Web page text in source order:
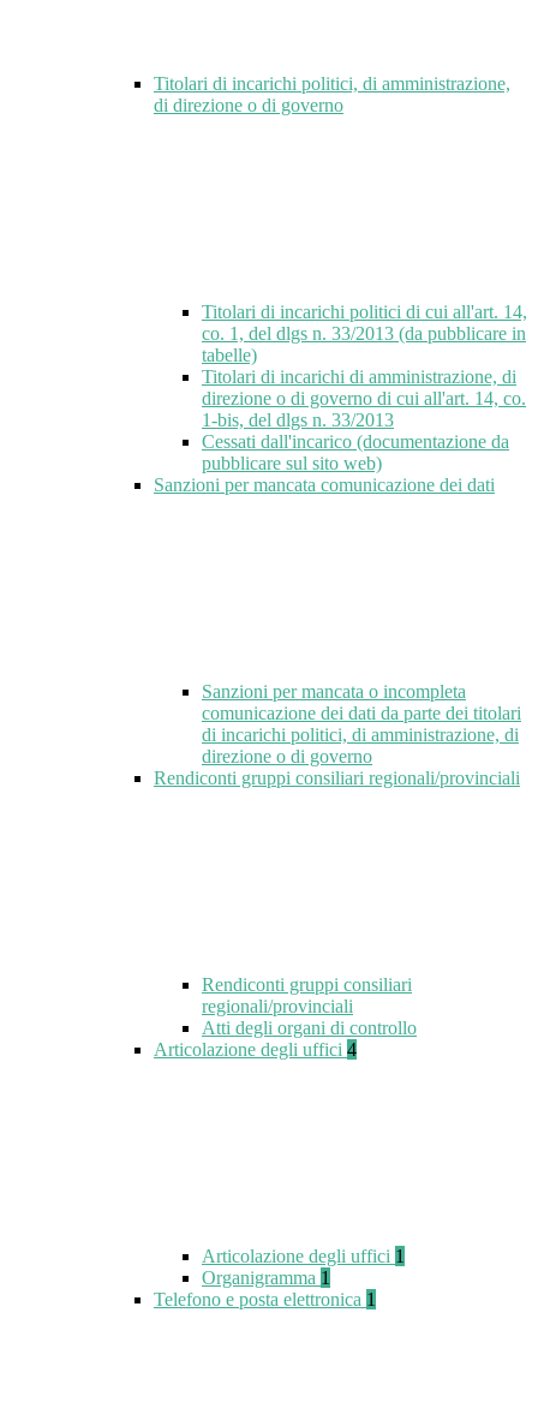
Titolari di incarichi politici, di amministrazione,
di direzione o di governo
Titolari di incarichi politici di cui all'art. 14,
co. 1, del dlgs n. 33/2013 (da pubblicare in
tabelle)
Titolari di incarichi di amministrazione, di
direzione o di governo di cui all'art. 14, co.
1-bis, del dlgs n. 33/2013
Cessati dall'incarico (documentazione da
pubblicare sul sito web)
Sanzioni per mancata comunicazione dei dati
Sanzioni per mancata o incompleta
comunicazione dei dati da parte dei titolari
di incarichi politici, di amministrazione, di
direzione o di governo
Rendiconti gruppi consiliari regionali/provinciali
Rendiconti gruppi consiliari
regionali/provinciali
Atti degli organi di controllo
Articolazione degli uffici 4
Articolazione degli uffici 1
Organigramma 1
Telefono e posta elettronica 1